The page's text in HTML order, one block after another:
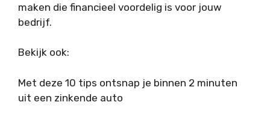
maken die financieel voordelig is voor jouw
bedrijf.
Bekijk ook:
Met deze 10 tips ontsnap je binnen 2 minuten
uit een zinkende auto